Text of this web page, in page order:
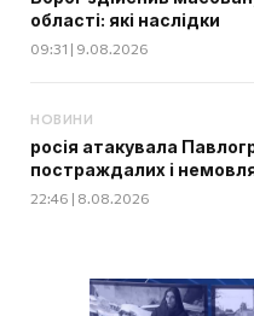
області: які наслідки
09:31 | 9.08.2026
НОВИНИ
росія атакувала
постраждалих і
22:46 | 8.08.2026